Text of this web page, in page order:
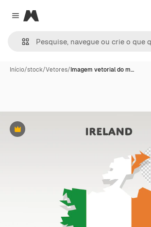
Close menu
Magnific
Início/stock/Vetores/Imagem vetorial do m…
Premium